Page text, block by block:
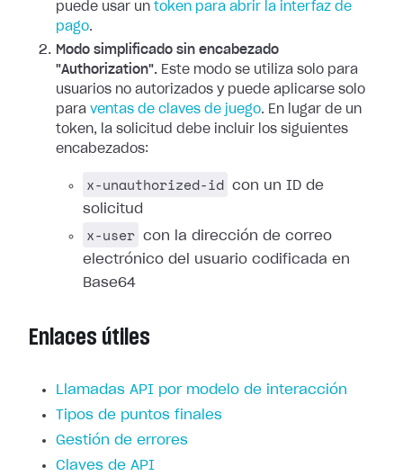
puede usar un token para abrir la interfaz de
pago.
Modo simplificado sin encabezado
"Authorization". Este modo se utiliza solo para
usuarios no autorizados y puede aplicarse solo
para ventas de claves de juego. En lugar de un
token, la solicitud debe incluir los siguientes
encabezados:
x-unauthorized-id con un ID de
solicitud
x-user con la dirección de correo
electrónico del usuario codificada en
Base64
Enlaces útiles
Llamadas API por modelo de interacción
Tipos de puntos finales
Gestión de errores
Claves de API